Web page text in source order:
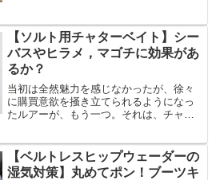
で。 (;'∀')今回の釣行目的は、主に二
つ。一つ目は、ハタゲー...
【ソルト用チャターベイト】シー
バスやヒラメ，マゴチに効果があ
るか？
当初は全然魅力を感じなかったが、徐々
に購買意欲を掻き立てられるようになっ
たルアーが、もう一つ。それは、チャタ
ンチャター 21g posted with カエレ...
【ベルトレスヒップウェーダーの
湿気対策】丸めてポン！ブーツキ